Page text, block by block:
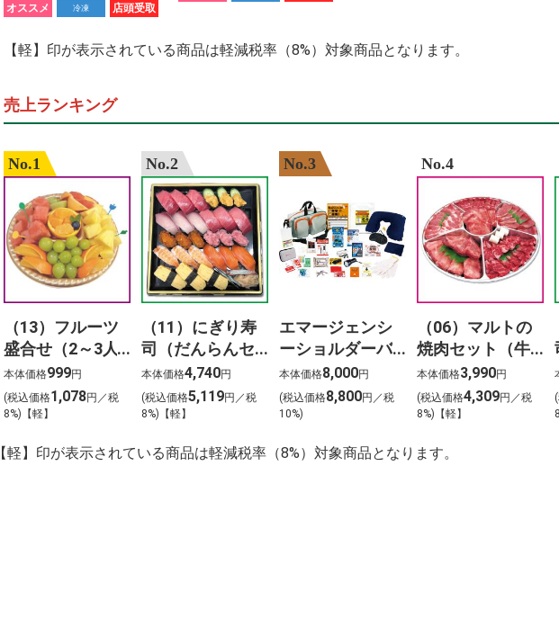
オススメ
冷凍 店頭受取
【軽】印が表示されている商品は軽減税率（8%）対象商品となります。
売上ランキング
No.1
（13）フルーツ
盛合せ（2～3人
前）
本体価格999円
(税込価格1,078円／税
8%)【軽】
No.2
（11）にぎり寿
司（だんらんセ
ット）3人前
本体価格4,740円
(税込価格5,119円／税
8%)【軽】
No.3
エマージェンシ
ーショルダーバ
ッグ24点セット
本体価格8,000円
(税込価格8,800円／税
10%)
No.4
（06）マルトの
焼肉セット（牛
タン入り）800ｇ
本体価格3,990円
(税込価格4,309円／税
8%)【軽】
【軽】印が表示されている商品は軽減税率（8%）対象商品となります。